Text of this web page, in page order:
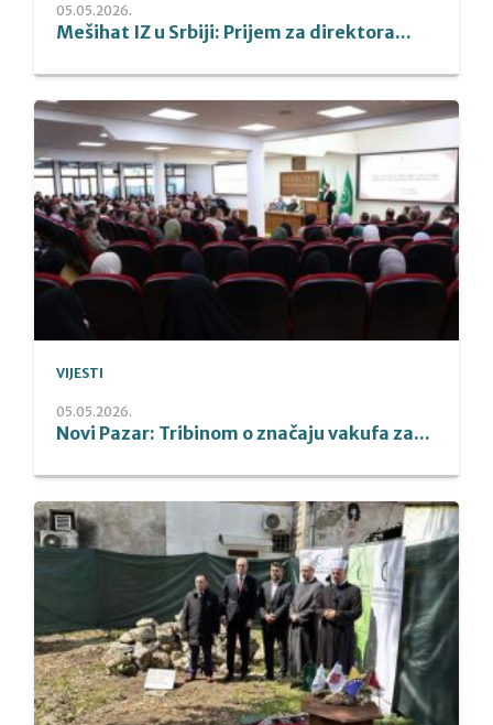
05.05.2026.
Mešihat IZ u Srbiji: Prijem za direktora...
VIJESTI
05.05.2026.
Novi Pazar: Tribinom o značaju vakufa za...